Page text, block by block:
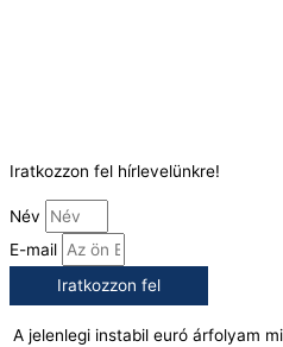
Iratkozzon fel hírlevelünkre!
Név
E-mail
Iratkozzon fel
A jelenlegi instabil euró árfolyam